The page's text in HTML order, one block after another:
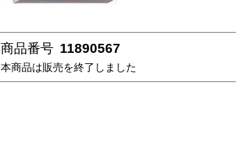
商品番号 11890567
本商品は販売を終了しました